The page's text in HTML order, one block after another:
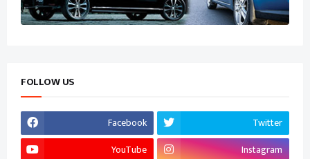
FOLLOW US
Facebook
Twitter
YouTube
Instagram